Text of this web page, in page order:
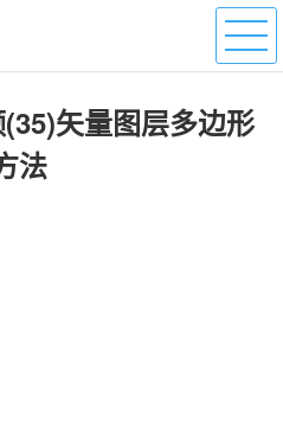
矢量图层多边形
法